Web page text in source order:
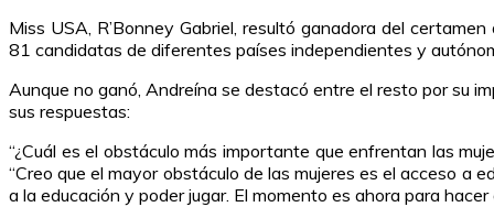
Miss USA, R’Bonney Gabriel, resultó ganadora del
81 candidatas de diferentes países independientes y
Aunque no ganó, Andreína se destacó entre el resto por su
sus respuestas:
“¿Cuál es el obstáculo más importante que enfrentan las
“Creo que el mayor obstáculo de las mujeres es el acceso a
a la educación y poder jugar. El momento es ahora para